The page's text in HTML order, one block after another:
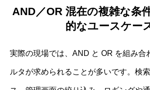
AND／OR 混在の複雑な条
的なユースケー
実際の現場では、AND と OR を組み合
ルタが求められることが多いです。検